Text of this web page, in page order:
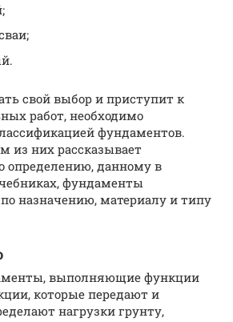
свой выбор и приступит к
работ, необходимо
фундаментов.
из них рассказывает
определению, данному в
фундаменты
назначению, материалу и типу
выполняющие функции
которые передают и
нагрузки грунту,